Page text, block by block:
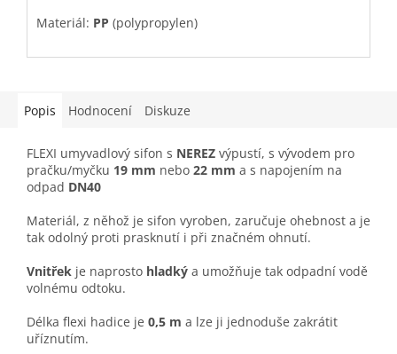
hvězdiček.
Materiál: PP (polypropylen)
Popis Hodnocení Diskuze
FLEXI umyvadlový sifon s NEREZ výpustí, s vývodem pro
pračku/myčku 19 mm nebo 22 mm a s napojením na
odpad DN40
Materiál, z něhož je sifon vyroben, zaručuje ohebnost a je
tak odolný proti prasknutí i při značném ohnutí.
Vnitřek je naprosto hladký a umožňuje tak odpadní vodě
volnému odtoku.
Délka flexi hadice je 0,5 m a lze ji jednoduše zakrátit
uříznutím.